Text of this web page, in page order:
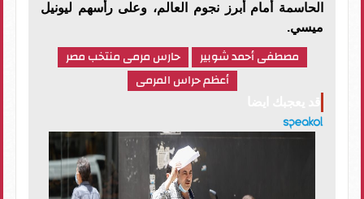
الحاسمة أمام أبرز نجوم العالم، وعلى رأسهم ليونيل
ميسي.
مصطفى أحمد شوبير
حارس مرمى منتخب مصر
أعظم حراس المرمى